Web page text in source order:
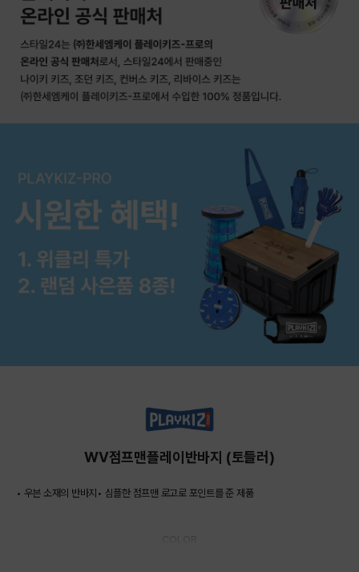
WV점프맨플레이반바지 (토들러)
• 우븐 소재의 반바지• 심플한 점프맨 로고로 포인트를 준 제품